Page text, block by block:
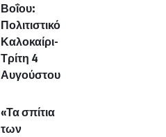
Βοΐου:
Πολιτιστικό
Καλοκαίρι-
Τρίτη 4
Αυγούστου
«Τα σπίτια
των